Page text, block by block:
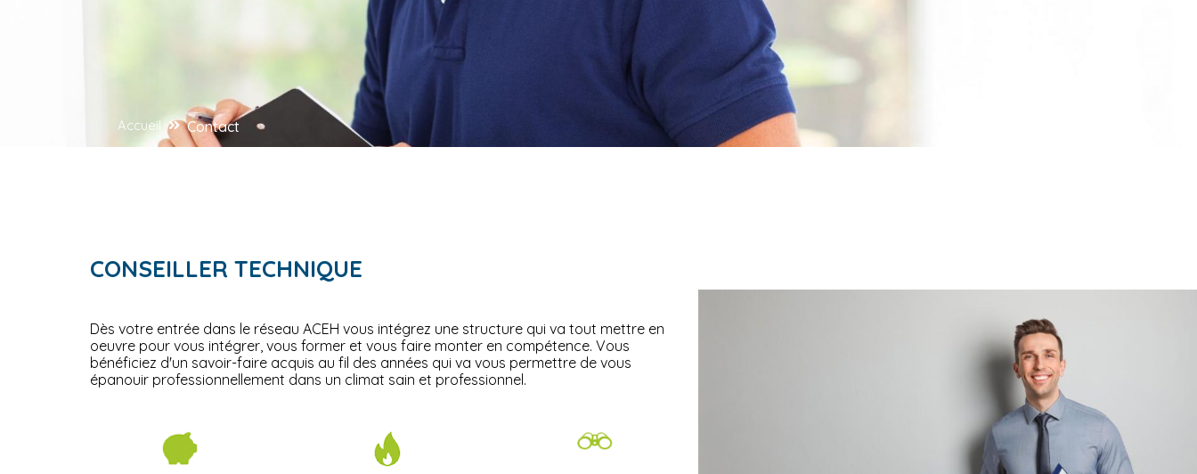
Accueil Contact
CONSEILLER TECHNIQUE
Dès votre entrée dans le réseau ACEH vous intégrez une structure qui va tout mettre en
oeuvre pour vous intégrer, vous former et vous faire monter en compétence. Vous
bénéficiez d'un savoir-faire acquis au fil des années qui va vous permettre de vous
épanouir professionnellement dans un climat sain et professionnel.